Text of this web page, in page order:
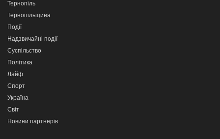
Тернопіль
Тернопільщина
Події
Надзвичайні події
Суспільство
Політика
Лайф
Спорт
Україна
Світ
Новини партнерів